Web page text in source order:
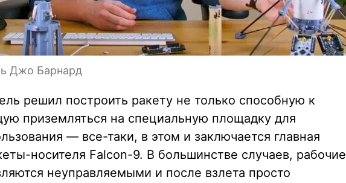
Джо Барнард
решил построить ракету не только способную к
приземляться на специальную площадку для
— все-таки, в этом и заключается главная
носителя Falcon-9. В большинстве случаев, рабочие
неуправляемыми и после взлета просто